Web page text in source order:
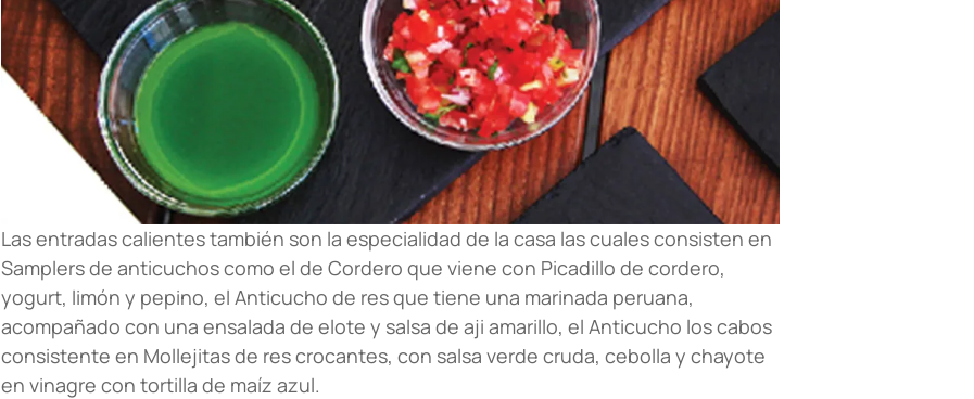
Las entradas calientes también son la especialidad de la casa las cuales consisten en
Samplers de anticuchos como el de Cordero que viene con Picadillo de cordero,
yogurt, limón y pepino, el Anticucho de res que tiene una marinada peruana,
acompañado con una ensalada de elote y salsa de aji amarillo, el Anticucho los cabos
consistente en Mollejitas de res crocantes, con salsa verde cruda, cebolla y chayote
en vinagre con tortilla de maíz azul.